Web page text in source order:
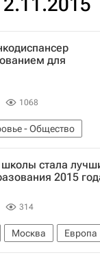
для
1068
- Общество
Жизнь без
Весь мир
школы стала
2015
314
Москва
Европа
Весь мир